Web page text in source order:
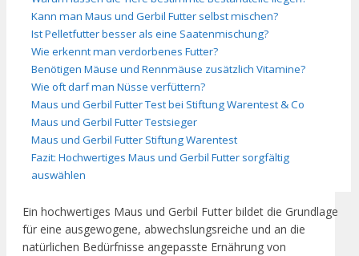
Kann man Maus und Gerbil Futter selbst mischen?
Ist Pelletfutter besser als eine Saatenmischung?
Wie erkennt man verdorbenes Futter?
Benötigen Mäuse und Rennmäuse zusätzlich Vitamine?
Wie oft darf man Nüsse verfüttern?
Maus und Gerbil Futter Test bei Stiftung Warentest & Co
Maus und Gerbil Futter Testsieger
Maus und Gerbil Futter Stiftung Warentest
Fazit: Hochwertiges Maus und Gerbil Futter sorgfältig
auswählen
Ein hochwertiges Maus und Gerbil Futter bildet die Grundlage
für eine ausgewogene, abwechslungsreiche und an die
natürlichen Bedürfnisse angepasste Ernährung von